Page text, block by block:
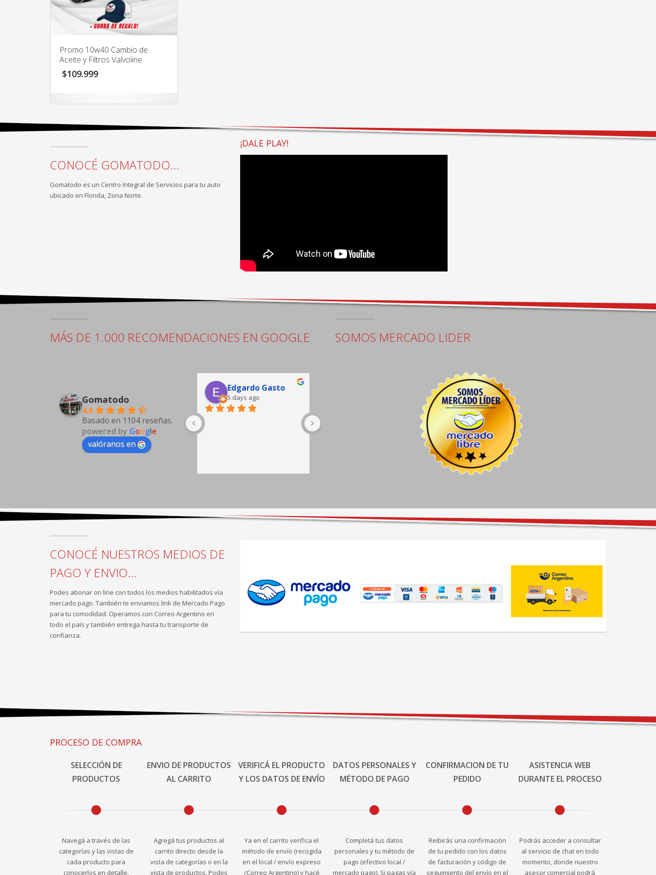
Promo 10w40 Cambio de
Aceite y Filtros Valvoline
$109.999
CONOCÉ GOMATODO...
Gomatodo es un Centro Integral de Servicios para tu auto
ubicado en Florida, Zona Norte.
¡DALE PLAY!
MÁS DE 1.000 RECOMENDACIONES EN GOOGLE
Gomatodo
4.5
Basado en 1104 reseñas.
powered by Google
valóranos en
2 days ago
Edgardo Gasto
5 days ago
Carlos Distefano
13 days ago
Excelente atención pre
venta de Ezequiel, el
personal excelente y las
instalaciones con todo lo
necesario para esperar bien
SOMOS MERCADO LIDER
CONOCÉ NUESTROS MEDIOS DE
PAGO Y ENVIO...
Podes abonar on line con todos los medios habilitados vía
mercado pago. También te enviamos link de Mercado Pago
para tu comodidad. Operamos con Correo Argentino en
todo el país y también entrega hasta tu transporte de
confianza.
PROCESO DE COMPRA
SELECCIÓN DE
PRODUCTOS
Navegá a través de las
categorías y las vistas de
cada producto para
conocerlos en detalle.
ENVIO DE PRODUCTOS
AL CARRITO
Agregá tus productos al
carrito directo desde la
vista de categorías o en la
vista de productos. Podes
VERIFICÁ EL PRODUCTO
Y LOS DATOS DE ENVÍO
Ya en el carrito verifica el
método de envío (recogida
en el local / envío expreso
/Correo Argentino) y hacé
DATOS PERSONALES Y
MÉTODO DE PAGO
Completá tus datos
personales y tu método de
pago (efectivo local /
mercado pago). Si pagas vía
CONFIRMACION DE TU
PEDIDO
Reibirás una confirmación
de tu pedido con los datos
de facturación y código de
seguimiento del envío en el
ASISTENCIA WEB
DURANTE EL PROCESO
Podrás acceder a consultar
al servicio de chat en todo
momento, donde nuestro
asesor comercial podrá